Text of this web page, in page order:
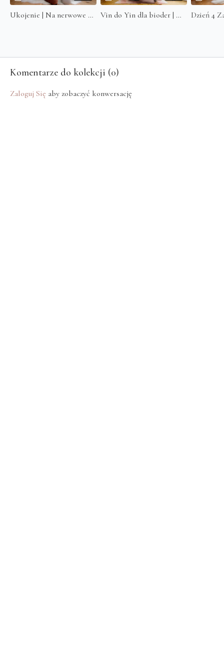
Ukojenie | Na nerwowe chwile / gdy nie możesz zasnąć Vin do Yin dla bioder | Od nerwowości do spokoju
Komentarze do kolekcji (0)
Zaloguj Się aby zobaczyć konwersację